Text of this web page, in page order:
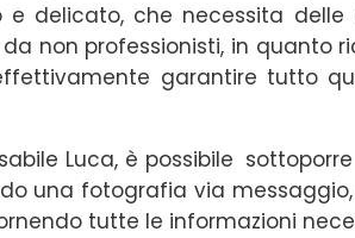
delicato, che necessita
non professionisti, in quanto
garantire tutto
Luca, è possibile
una fotografia via
tutte le informazioni